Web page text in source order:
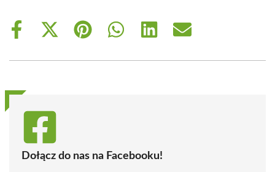
Share
Share
(Twitter)
Share
Share
Share
Share
Dołącz do nas na Facebooku!